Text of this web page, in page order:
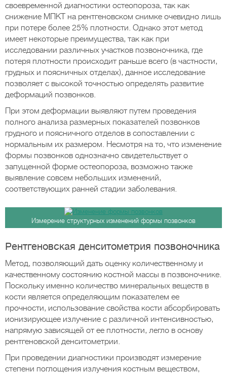
своевременной диагностики остеопороза, так как
снижение МПКТ на рентгеновском снимке очевидно лишь
при потере более 25% плотности. Однако этот метод
имеет некоторые преимущества, так как при
исследовании различных участков позвоночника, где
потеря плотности происходит раньше всего (в частности,
грудных и поясничных отделах), данное исследование
позволяет с высокой точностью определять развитие
деформаций позвонков.
При этом деформации выявляют путем проведения
полного анализа размерных показателей позвонков
грудного и поясничного отделов в сопоставлении с
нормальным их размером. Несмотря на то, что изменение
формы позвонков однозначно свидетельствует о
запущенной форме остеопороза, возможно также
выявление совсем небольших изменений,
соответствующих ранней стадии заболевания.
Измерение структурных изменений формы позвонков
Рентгеновская денситометрия позвоночника
Метод, позволяющий дать оценку количественному и
качественному состоянию костной массы в позвоночнике.
Поскольку именно количество минеральных веществ в
кости является определяющим показателем ее
прочности, использование свойства кости абсорбировать
ионизирующее излучение с различной интенсивностью,
напрямую зависящей от ее плотности, легло в основу
рентгеновской денситометрии.
При проведении диагностики производят измерение
степени поглощения излучения костным веществом,